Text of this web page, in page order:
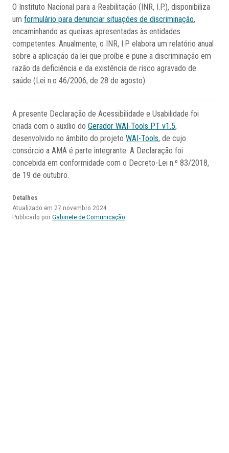
O Instituto Nacional para a Reabilitação (INR, I.P.), disponibiliza
umformulário para denunciar situações de discriminação,
encaminhando as queixas apresentadas às entidades
competentes. Anualmente, o INR, I.P. elabora um relatório anual
sobre a aplicação da lei que proíbe e pune a discriminação em
razão da deficiência e da existência de risco agravado de
saúde (Lei n.o 46/2006, de 28 de agosto).
A presente Declaração de Acessibilidade e Usabilidade foi
criada com o auxílio doGerador WAI-Tools PT v1.5,
desenvolvido no âmbito do projetoWAI-Tools, de cujo
consórcio a AMA é parte integrante. A Declaração foi
concebida em conformidade com o Decreto-Lei n.º 83/2018,
de 19 de outubro.
Detalhes
Atualizado em 27 novembro 2024
Publicado porGabinete de Comunicação